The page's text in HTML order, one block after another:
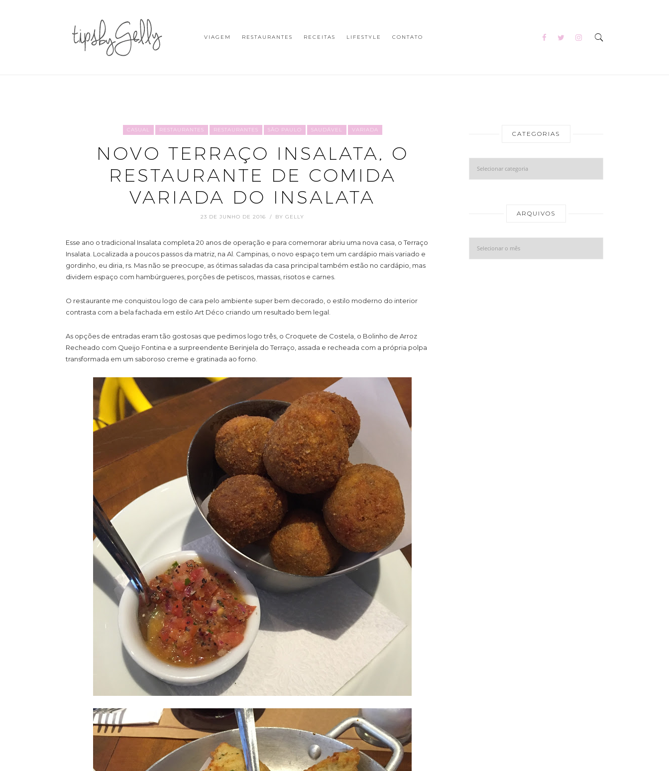
VIAGEM RESTAURANTES RECEITAS LIFESTYLE CONTATO
CASUAL RESTAURANTES RESTAURANTES SÃO PAULO SAUDÁVEL VARIADA
NOVO TERRAÇO INSALATA, O
RESTAURANTE DE COMIDA
VARIADA DO INSALATA
23 DE JUNHO DE 2016 BY GELLY
Esse ano o tradicional Insalata completa 20 anos de operação e para comemorar abriu uma nova casa, o Terraço
Insalata. Localizada a poucos passos da matriz, na Al. Campinas, o novo espaço tem um cardápio mais variado e
gordinho, eu diria, rs. Mas não se preocupe, as ótimas saladas da casa principal também estão no cardápio, mas
dividem espaço com hambúrgueres, porções de petiscos, massas, risotos e carnes.
O restaurante me conquistou logo de cara pelo ambiente super bem decorado, o estilo moderno do interior
contrasta com a bela fachada em estilo Art Déco criando um resultado bem legal.
As opções de entradas eram tão gostosas que pedimos logo três, o Croquete de Costela, o Bolinho de Arroz
Recheado com Queijo Fontina e a surpreendente Berinjela do Terraço, assada e recheada com a própria polpa
transformada em um saboroso creme e gratinada ao forno.
CATEGORIAS
Categorias
ARQUIVOS